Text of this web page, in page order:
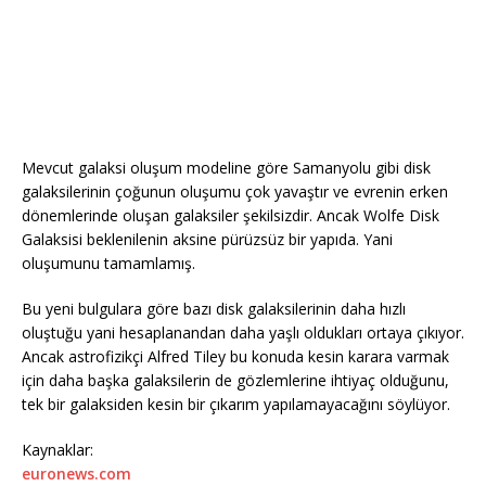
Mevcut galaksi oluşum modeline göre Samanyolu gibi disk
galaksilerinin çoğunun oluşumu çok yavaştır ve evrenin erken
dönemlerinde oluşan galaksiler şekilsizdir. Ancak Wolfe Disk
Galaksisi beklenilenin aksine pürüzsüz bir yapıda. Yani
oluşumunu tamamlamış.
Bu yeni bulgulara göre bazı disk galaksilerinin daha hızlı
oluştuğu yani hesaplanandan daha yaşlı oldukları ortaya çıkıyor.
Ancak astrofizikçi Alfred Tiley bu konuda kesin karara varmak
için daha başka galaksilerin de gözlemlerine ihtiyaç olduğunu,
tek bir galaksiden kesin bir çıkarım yapılamayacağını söylüyor.
Kaynaklar:
euronews.com